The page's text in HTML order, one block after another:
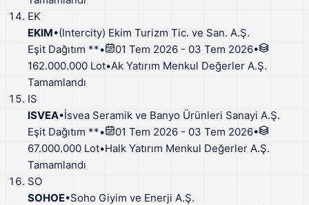
EK
EKIM•(Intercity) Ekim Turizm Tic. ve San. A.Ş.
Eşit Dağıtım **• 01 Tem 2026 - 03 Tem 2026•
162.000.000 Lot•Ak Yatırım Menkul Değerler A.Ş.
Tamamlandı
IS
ISVEA•İsvea Seramik ve Banyo Ürünleri Sanayi A.Ş.
Eşit Dağıtım **• 01 Tem 2026 - 03 Tem 2026•
67.000.000 Lot•Halk Yatırım Menkul Değerler A.Ş.
Tamamlandı
SO
SOHOE•Soho Giyim ve Enerji A.Ş.